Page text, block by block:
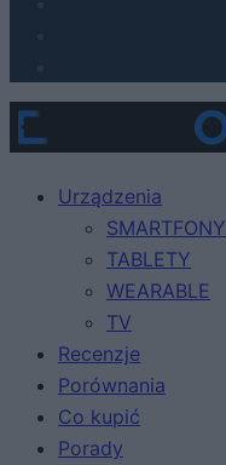
Urządzenia
SMARTFONY
TABLETY
WEARABLE
TV
Recenzje
Porównania
Co kupić
Porady